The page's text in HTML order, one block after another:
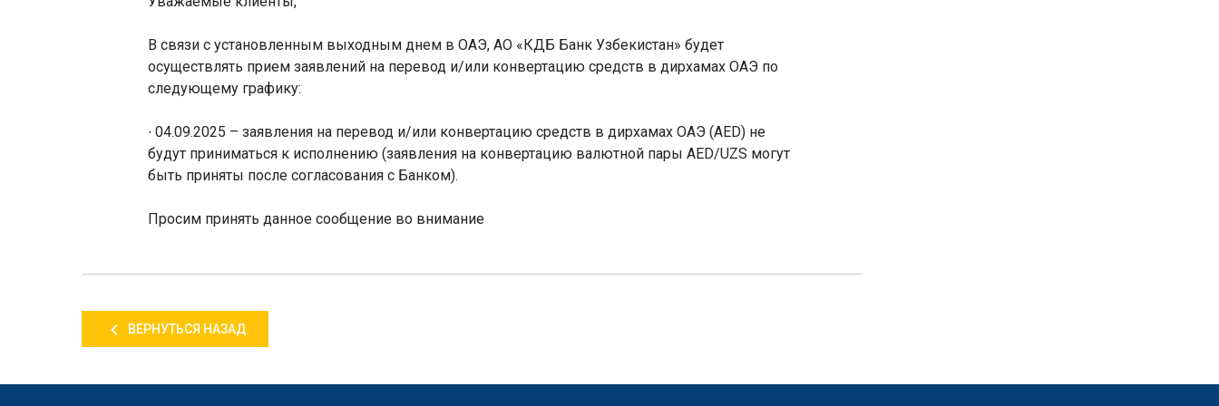
В связи с установленным выходным днемв ОАЭ, АО «КДБ Банк Узбекистан» будет
осуществлять прием заявлений на перевод и/или конвертацию средств в дирхамах ОАЭ по
следующему графику:
∙ 04.09.2025 – заявления на перевод и/или конвертацию средств в дирхамах ОАЭ (AED) не
будут приниматься к исполнению (заявления на конвертацию валютной пары AED/UZS могут
быть приняты после согласования с Банком).
Просим принять данное сообщение во внимание
ВЕРНУТЬСЯ НАЗАД